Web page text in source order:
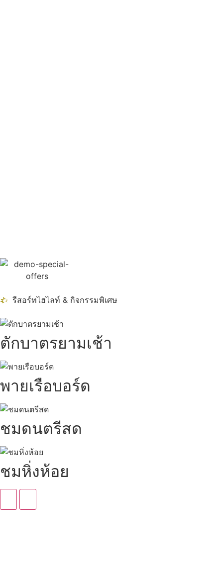
รีสอร์ทไฮไลท์ & กิจกรรมพิเศษ
ตักบาตรยามเช้า
พายเรือบอร์ด
ชมดนตรีสด
ชมหิ่งห้อย